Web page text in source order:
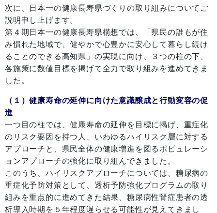
次に、日本一の健康長寿県づくりの取り組みについてご
説明申し上げます。
第４期日本一の健康長寿県構想では、「県民の誰もが住
み慣れた地域で、健やかで心豊かに安心して暮らし続け
ることのできる高知県」の実現に向け、３つの柱の下、
各施策に数値目標を掲げて全力で取り組みを進めてきま
した。
（１）健康寿命の延伸に向けた意識醸成と行動変容の促
進
一つ目の柱では、健康寿命の延伸を目標に掲げ、重症化
のリスク要因を持つ人、いわゆるハイリスク層に対する
アプローチと、県民全体の健康増進を図るポピュレーシ
ョンアプローチの強化に取り組んできました。
このうち、ハイリスクアプローチについては、糖尿病の
重症化予防対策として、透析予防強化プログラムの取り
組みを重点的に進めてきた結果、糖尿病性腎症患者の透
析導入時期を５年程度遅らせる可能性が見えてきまし